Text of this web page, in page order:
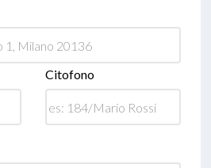
Citofono